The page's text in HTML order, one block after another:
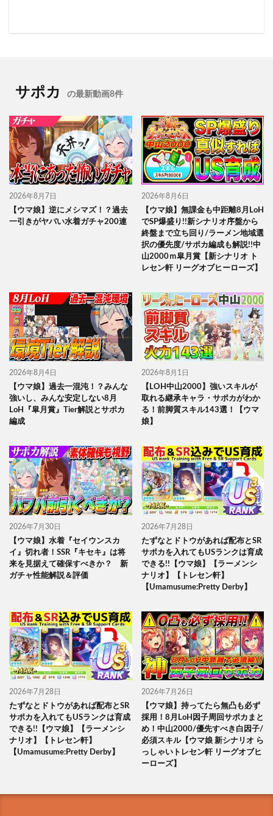
サポカ の最新動画8件
2026年8月7日
【ウマ娘】逆にメシマズ！？過去
一引きがヤバい水着ガチャ200連
2026年8月6日
【ウマ娘】無課金も中距離8月LoH
でSP爆盛り!!新シナリオ序盤から
終盤まで立ち回り/ラーメン地域選
択の優先度/サポカ編成も解説!!中
山2000ｍ皐月賞【新シナリオ ト
レセン軒 リーグオブヒーローズ】
2026年8月4日
【ウマ娘】過去一混沌！？みんな
強いし、みんな安定しない8月
LoH『皐月賞』Tier解説とサポカ
編成
2026年8月1日
【LOH中山2000】強いスキルが
取れる継承キャラ・サポカがわか
る！前脚質スキル143選！【ウマ
娘】
2026年7月30日
【ウマ娘】水着『セイウンスカ
イ』切れ者！SSR『キセキ』は将
来を見据えて確保すべきか？ 新
ガチャ性能解説＆評価
2026年7月28日
たずなとドトウがあれば配布とSR
サポカを入れてもUSランクは育成
できる!!【ウマ娘】【ラーメンシ
ナリオ】【トレセン軒】
【Umamusume:Pretty Derby】
2026年7月28日
たずなとドトウがあれば配布とSR
サポカを入れてもUSランクは育成
できる!!【ウマ娘】【ラーメンシ
ナリオ】【トレセン軒】
【Umamusume:Pretty Derby】
2026年7月26日
【ウマ娘】持ってたら無凸も必ず
採用！8月LoH因子周回サポカまと
め！中山2000/優先すべき白因子/
必須スキル【ウマ娘 新シナリオ ら
っしゃいトレセン軒 リーグオブヒ
ーローズ】